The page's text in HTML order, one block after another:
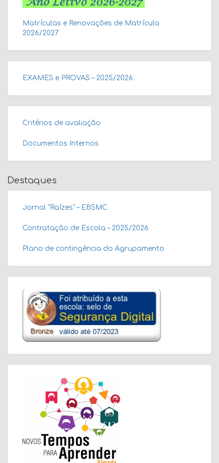
Matrículas e Renovações de Matrícula
2026/2027
EXAMES e PROVAS – 2025/2026
Critérios de avaliação
Documentos Internos
Destaques
Jornal “Raízes” – EBSMC
Contratação de Escola – 2025/2026
Plano de contingência do Agrupamento